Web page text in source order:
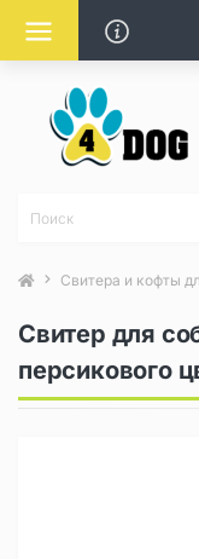
Свитера и кофты
Свитер для
персикового